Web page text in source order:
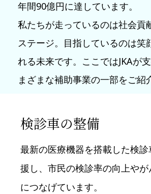
年間90億円に達しています。
私たちが走っているのは社会貢
ステージ。目指しているのは笑
れる未来です。ここではJKAが
まざまな補助事業の一部をご紹
検診車の整備
最新の医療機器を搭載した検
援し、市⺠の検診率の向上やが
につなげています。